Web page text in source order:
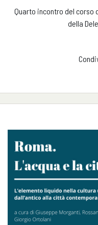
Quarto incontro del corso
della